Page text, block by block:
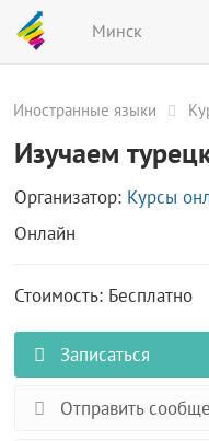
Минск
Иностранные языки
Изучаем
Организатор: Курсы
Онлайн
Стоимость: Бесплатно
Записаться
Отправить